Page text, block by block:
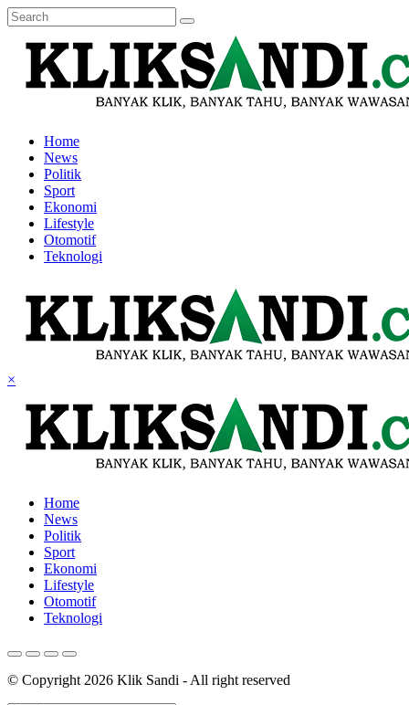
Home
News
Politik
Sport
Ekonomi
Lifestyle
Otomotif
Teknologi
×
Home
News
Politik
Sport
Ekonomi
Lifestyle
Otomotif
Teknologi
© Copyright 2026 Klik Sandi - All right reserved